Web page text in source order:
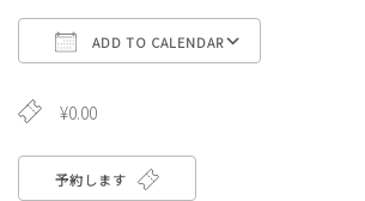
ADD TO CALENDAR
¥0.00
予約します